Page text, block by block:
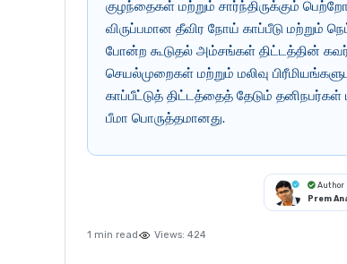
குழந்தைகள் மற்றும் சார்ந்திருக்கும்
விருப்பமான தீவிர நோய் காப்பீடு மற்றும்
போன்ற கூடுதல் அம்சங்கள் திட்டத்தின்
செயல்முறைகள் மற்றும் மலிவு
காப்பீட்டுத் திட்டத்தைத் தேடும்
பீமா பொருத்தமானது.
Author
Prem
1 min read Views: 424